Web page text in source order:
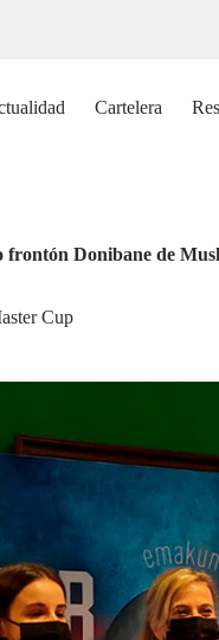
Cartelera
frontón Donibane de
Cup